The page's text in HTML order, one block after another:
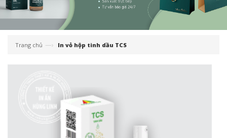
Trang chủ —› In vỏ hộp tinh dầu TCS